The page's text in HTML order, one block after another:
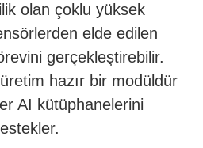
olan çoklu yüksek
elde edilen
gerçekleştirebilir.
hazır bir modüldür
AI kütüphanelerini